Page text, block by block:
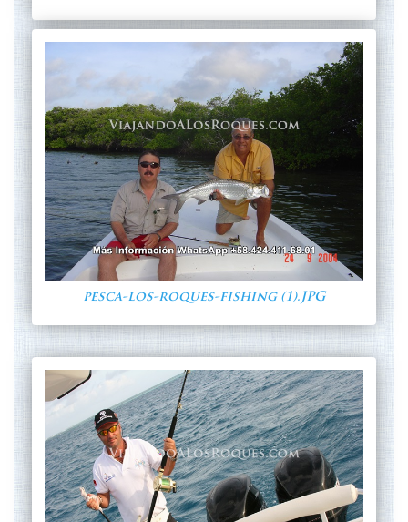
pesca-los-roques-fishing (1).JPG